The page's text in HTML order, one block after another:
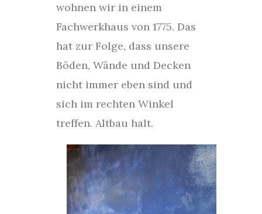
wohnen wir in einem
Fachwerkhaus von 1775. Das
hat zur Folge, dass unsere
Böden, Wände und Decken
nicht immer eben sind und
sich im rechten Winkel
treffen. Altbau halt.